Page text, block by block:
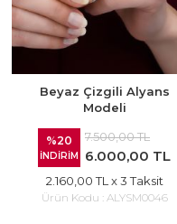
Beyaz Çizgili Alyans
Modeli
%20
İNDİRİM
7.500,00 TL
6.000,00 TL
2.160,00 TL x 3 Taksit
Ürün Kodu : ALYSM0046